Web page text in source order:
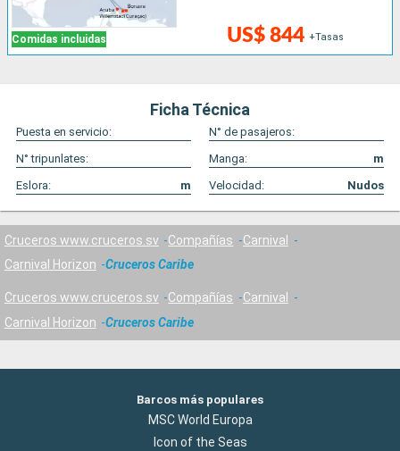
Comidas incluidas US$ 844 +Tasas
Ficha Técnica
Puesta en servicio:
N° de pasajeros:
N° tripunlates:
Manga:
m
Eslora:
m Velocidad: Nudos
Cruceros www.cruceros.sv Compañías
Carnival
Carnival Horizon
Cruceros Caribe
Cruceros www.cruceros.sv Compañías
Carnival
Carnival Horizon
Cruceros Caribe
Barcos más populares
MSC World Europa
Icon of the Seas